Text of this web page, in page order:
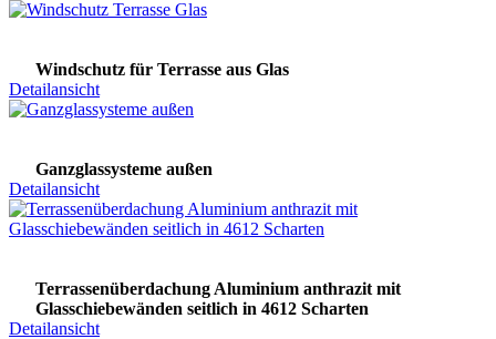
Windschutz für Terrasse aus Glas
Detailansicht
Ganzglassysteme außen
Detailansicht
Terrassenüberdachung Aluminium anthrazit mit
Glasschiebewänden seitlich in 4612 Scharten
Detailansicht